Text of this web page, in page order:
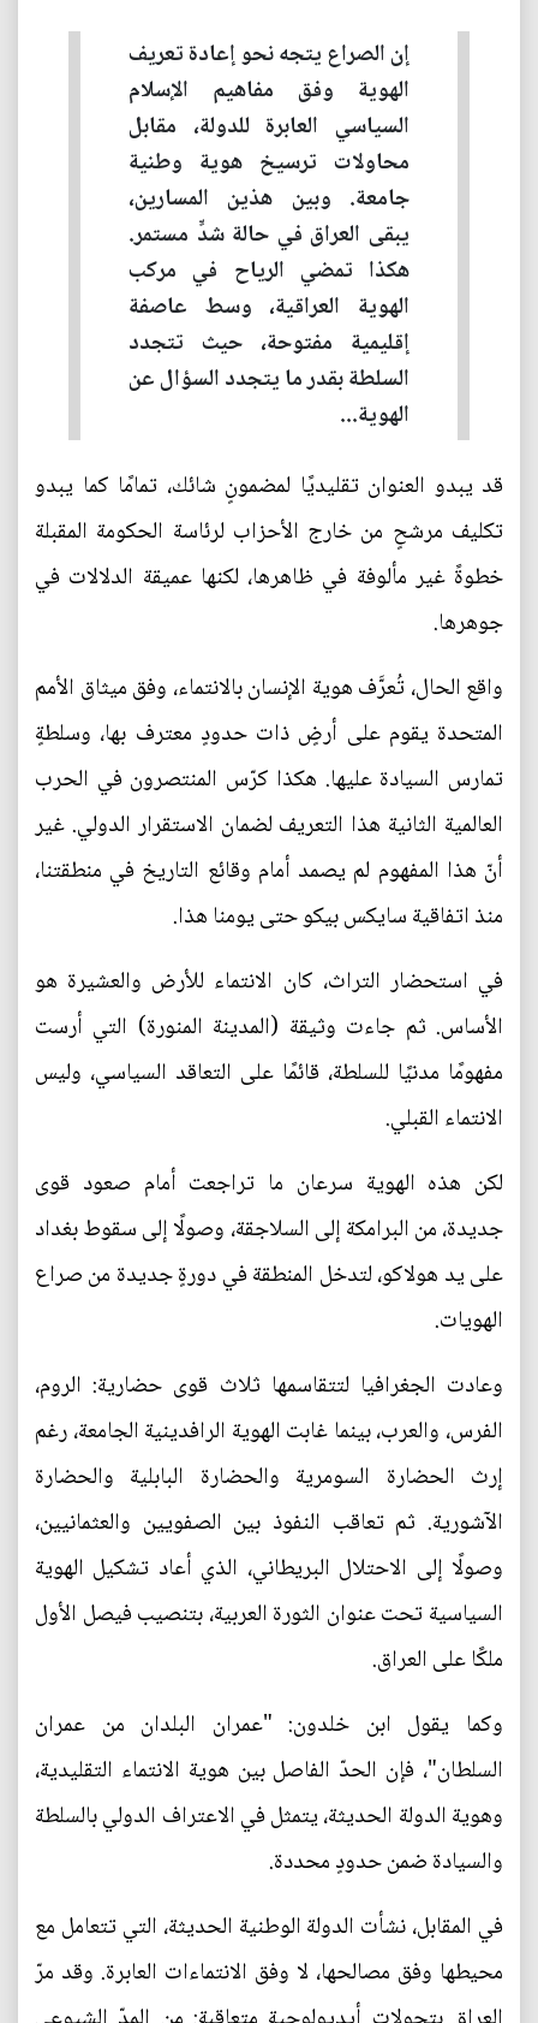
إن الصراع يتجه نحو إعادة تعريف
الهوية وفق مفاهيم الإسلام
السياسي العابرة للدولة، مقابل
محاولات ترسيخ هوية وطنية
جامعة. وبين هذين المسارين،
يبقى العراق في حالة شدٍّ مستمر.
هكذا تمضي الرياح في مركب
الهوية العراقية، وسط عاصفة
إقليمية مفتوحة، حيث تتجدد
السلطة بقدر ما يتجدد السؤال عن
الهوية...
قد يبدو العنوان تقليديًا لمضمونٍ شائك، تمامًا كما يبدو
تكليف مرشحٍ من خارج الأحزاب لرئاسة الحكومة المقبلة
خطوةً غير مألوفة في ظاهرها، لكنها عميقة الدلالات في
جوهرها.
واقع الحال، تُعرَّف هوية الإنسان بالانتماء، وفق ميثاق الأمم
المتحدة يقوم على أرضٍ ذات حدودٍ معترف بها، وسلطةٍ
تمارس السيادة عليها. هكذا كرّس المنتصرون في الحرب
العالمية الثانية هذا التعريف لضمان الاستقرار الدولي. غير
أنّ هذا المفهوم لم يصمد أمام وقائع التاريخ في منطقتنا،
منذ اتفاقية سايكس بيكو حتى يومنا هذا.
في استحضار التراث، كان الانتماء للأرض والعشيرة هو
الأساس. ثم جاءت وثيقة (المدينة المنورة) التي أرست
مفهومًا مدنيًا للسلطة، قائمًا على التعاقد السياسي، وليس
الانتماء القبلي.
لكن هذه الهوية سرعان ما تراجعت أمام صعود قوى
جديدة، من البرامكة إلى السلاجقة، وصولًا إلى سقوط بغداد
على يد هولاكو، لتدخل المنطقة في دورةٍ جديدة من صراع
الهويات.
وعادت الجغرافيا لتتقاسمها ثلاث قوى حضارية: الروم،
الفرس، والعرب، بينما غابت الهوية الرافدينية الجامعة، رغم
إرث الحضارة السومرية والحضارة البابلية والحضارة
الآشورية. ثم تعاقب النفوذ بين الصفويين والعثمانيين،
وصولًا إلى الاحتلال البريطاني، الذي أعاد تشكيل الهوية
السياسية تحت عنوان الثورة العربية، بتنصيب فيصل الأول
ملكًا على العراق.
وكما يقول ابن خلدون: "عمران البلدان من عمران
السلطان"، فإن الحدّ الفاصل بين هوية الانتماء التقليدية،
وهوية الدولة الحديثة، يتمثل في الاعتراف الدولي بالسلطة
والسيادة ضمن حدودٍ محددة.
في المقابل، نشأت الدولة الوطنية الحديثة، التي تتعامل مع
محيطها وفق مصالحها، لا وفق الانتماءات العابرة. وقد مرّ